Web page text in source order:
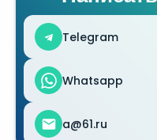
Telegram
Whatsapp
a@61.ru